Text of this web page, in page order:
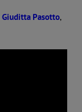
Giuditta Pasotto,